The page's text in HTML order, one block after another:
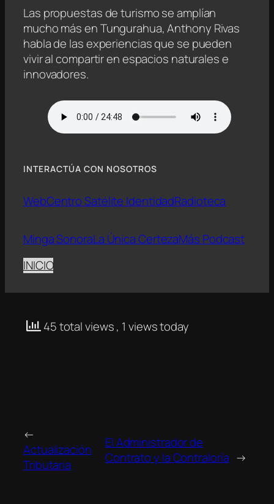
Las propuestas de turismo se amplían
mucho más en Tungurahua, Anthony Rivas
habla de las experiencias que se pueden
vivir al compartir en espacios naturales e
innovadores.
INTERACTÚA CON NOSOTROS
WebCentro Satélite IdentidadRadioteca
Minga SonoraLa Única CertezaMás Podcast
INICIO
45 total views, 1 views today
←
Actualización
Tributaria
El Administrador de
Contrato y la Contraloría →